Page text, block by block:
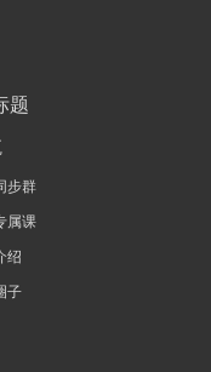
题
步群
属课
绍
子